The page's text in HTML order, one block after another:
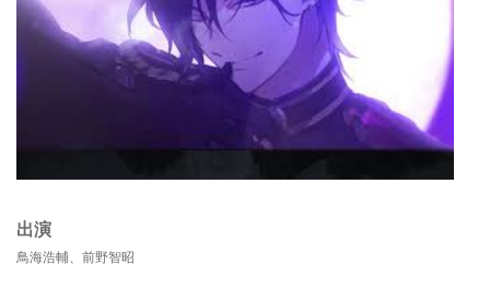
出演
鳥海浩輔、前野智昭